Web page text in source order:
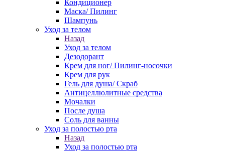
Кондиционер
Маска/ Пилинг
Шампунь
Уход за телом
Назад
Уход за телом
Дезодорант
Крем для ног/ Пилинг-носочки
Крем для рук
Гель для душа/ Скраб
Антицеллюлитные средства
Мочалки
После душа
Соль для ванны
Уход за полостью рта
Назад
Уход за полостью рта